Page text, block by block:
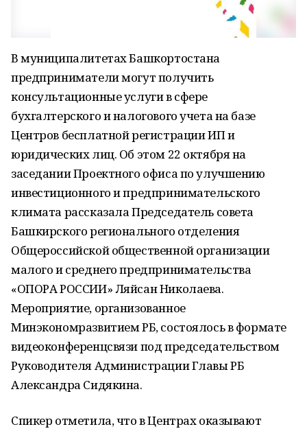
В муниципалитетах Башкортостана
предприниматели могут получить
консультационные услуги в сфере
бухгалтерского и налогового учета на базе
Центров бесплатной регистрации ИП и
юридических лиц. Об этом 22 октября на
заседании Проектного офиса по улучшению
инвестиционного и предпринимательского
климата рассказала Председатель совета
Башкирского регионального отделения
Общероссийской общественной организации
малого и среднего предпринимательства
«ОПОРА РОССИИ» Ляйсан Николаева.
Мероприятие, организованное
Минэкономразвитием РБ, состоялось в формате
видеоконференцсвязи под председательством
Руководителя Администрации Главы РБ
Александра Сидякина.
Спикер отметила, что в Центрах оказывают